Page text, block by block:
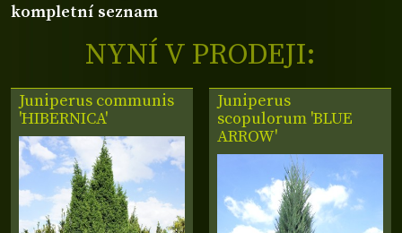
kompletní seznam
NYNÍ V PRODEJI:
Juniperus communis
'HIBERNICA'
Juniperus
scopulorum 'BLUE
ARROW'